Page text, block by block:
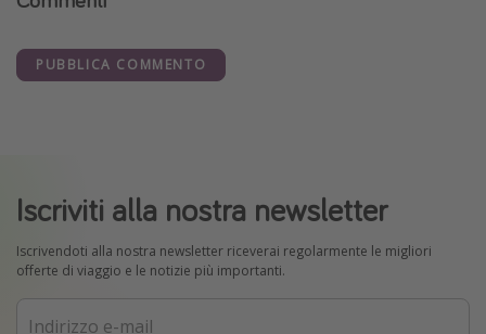
PUBBLICA COMMENTO
Iscriviti alla nostra newsletter
Iscrivendoti alla nostra newsletter riceverai regolarmente le migliori
offerte di viaggio e le notizie più importanti.